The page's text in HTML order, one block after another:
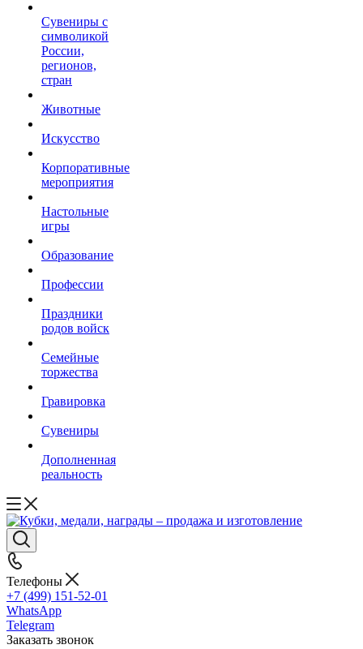
Сувениры с
символикой
России,
регионов,
стран
Животные
Искусство
Корпоративные
мероприятия
Настольные
игры
Образование
Профессии
Праздники
родов войск
Семейные
торжества
Гравировка
Сувениры
Дополненная
реальность
Телефоны
+7 (499) 151-52-01
WhatsApp
Telegram
Заказать звонок